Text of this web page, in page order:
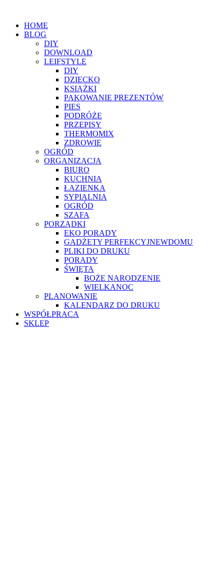
HOME
BLOG
DIY
DOWNLOAD
LEIFSTYLE
DIY
DZIECKO
KSIĄŻKI
PAKOWANIE PREZENTÓW
PIES
PODRÓŻE
PRZEPISY
THERMOMIX
ZDROWIE
OGRÓD
ORGANIZACJA
BIURO
KUCHNIA
ŁAZIENKA
SYPIALNIA
OGRÓD
SZAFA
PORZĄDKI
EKO PORADY
GADŻETY PERFEKCYJNEWDOMU
PLIKI DO DRUKU
PORADY
ŚWIĘTA
BOŻE NARODZENIE
WIELKANOC
PLANOWANIE
KALENDARZ DO DRUKU
WSPÓŁPRACA
SKLEP